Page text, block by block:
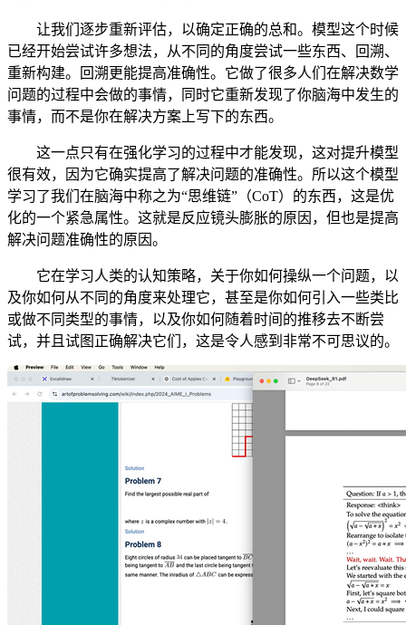
让我们逐步重新评估，以确定正确的总和。模型这个时候
已经开始尝试许多想法，从不同的角度尝试一些东西、回溯、
重新构建。回溯更能提高准确性。它做了很多人们在解决数学
问题的过程中会做的事情，同时它重新发现了你脑海中发生的
事情，而不是你在解决方案上写下的东西。
这一点只有在强化学习的过程中才能发现，这对提升模型
很有效，因为它确实提高了解决问题的准确性。所以这个模型
学习了我们在脑海中称之为“思维链”（CoT）的东西，这是优
化的一个紧急属性。这就是反应镜头膨胀的原因，但也是提高
解决问题准确性的原因。
它在学习人类的认知策略，关于你如何操纵一个问题，以
及你如何从不同的角度来处理它，甚至是你如何引入一些类比
或做不同类型的事情，以及你如何随着时间的推移去不断尝
试，并且试图正确解决它们，这是令人感到非常不可思议的。